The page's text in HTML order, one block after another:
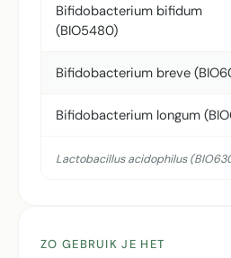
Bifidobacterium bifidum
(BIO5480)
Bifidobacterium breve
Bifidobacterium longum
Lactobacillus acidophilus
ZO GEBRUIK JE HET